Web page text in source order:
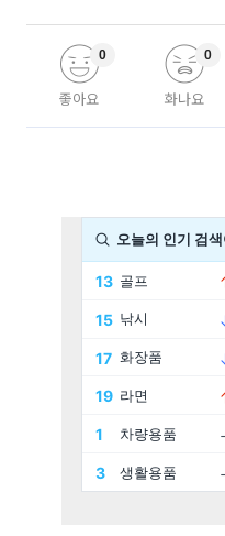
좋아요
0
화나요
0